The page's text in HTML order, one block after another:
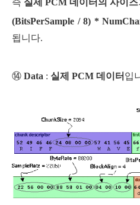
(BitsPerSample / 8) *
됩니다.
⑭ Data : 실제 PCM 데이터 입